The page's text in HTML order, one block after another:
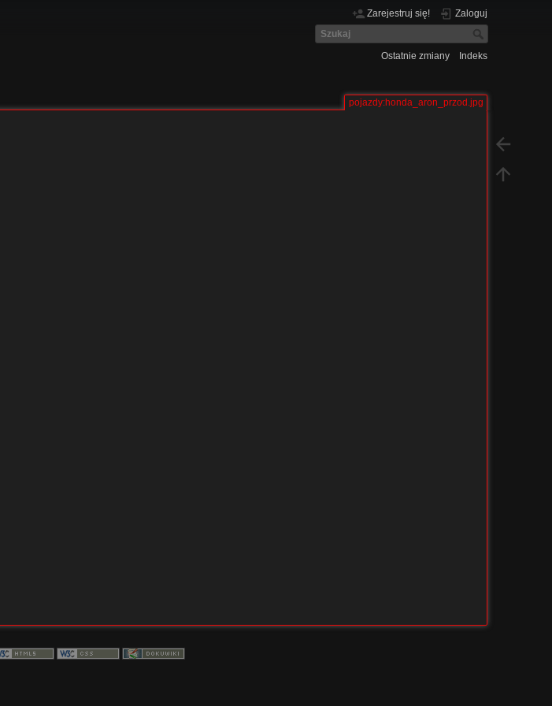
Zarejestruj się! Zaloguj
Ostatnie zmiany Indeks
pojazdy:honda_aron_przod.jpg